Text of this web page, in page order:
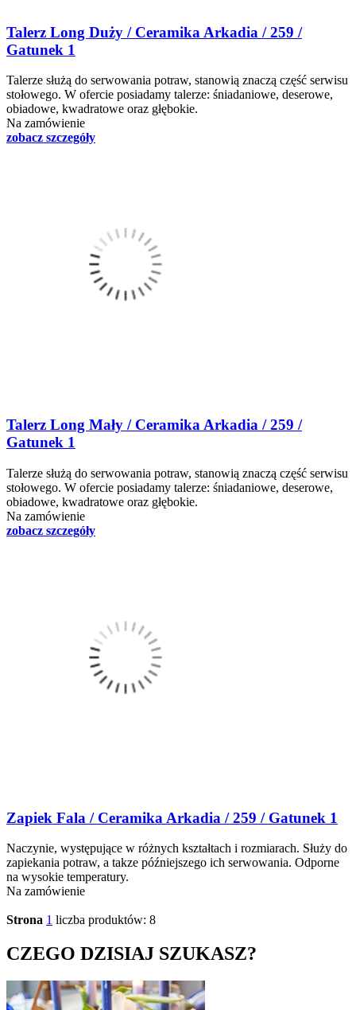
Talerz Long Duży / Ceramika Arkadia / 259 /
Gatunek 1
Talerze służą do serwowania potraw, stanowią znaczą część serwisu
stołowego. W ofercie posiadamy talerze: śniadaniowe, deserowe,
obiadowe, kwadratowe oraz głębokie.
Na zamówienie
zobacz szczegóły
Talerz Long Mały / Ceramika Arkadia / 259 /
Gatunek 1
Talerze służą do serwowania potraw, stanowią znaczą część serwisu
stołowego. W ofercie posiadamy talerze: śniadaniowe, deserowe,
obiadowe, kwadratowe oraz głębokie.
Na zamówienie
zobacz szczegóły
Zapiek Fala / Ceramika Arkadia / 259 / Gatunek 1
Naczynie, występujące w różnych kształtach i rozmiarach. Służy do
zapiekania potraw, a takze późniejszego ich serwowania. Odporne
na wysokie temperatury.
Na zamówienie
Strona 1 liczba produktów: 8
CZEGO DZISIAJ SZUKASZ?